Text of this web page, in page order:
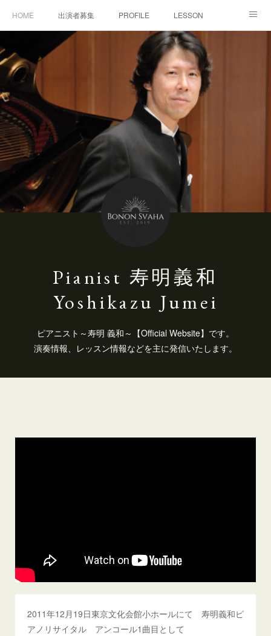
HOME 出演者募集 PROFILE LESSON
CONCERT 演奏/審査
MEDIA BONON Classics
NEWS Facebook
Pianist 寿明義和
Yoshikazu Jumei
ピアニスト～寿明 義和～【Official Website】です。
演奏情報、レッスン情報などを主に発信いたします。
2011年12月19日東京文化会館小ホールにて 寿明義和ピ
アノリサイタル アンコール1曲目として